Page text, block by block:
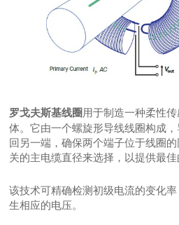
罗戈夫斯基线圈 用于制造一种柔性
体。它由一个螺旋形导线线圈构成
回另一端，确保两个端子位于线圈
关的主电缆直径来选择，以提供最佳
该技术可精确检测初级电流的变化
生相应的电压。